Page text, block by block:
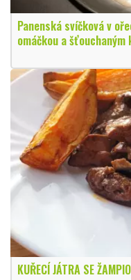
Panenská svíčková v
omáčkou a šťouchaným
KUŘECÍ JÁTRA SE